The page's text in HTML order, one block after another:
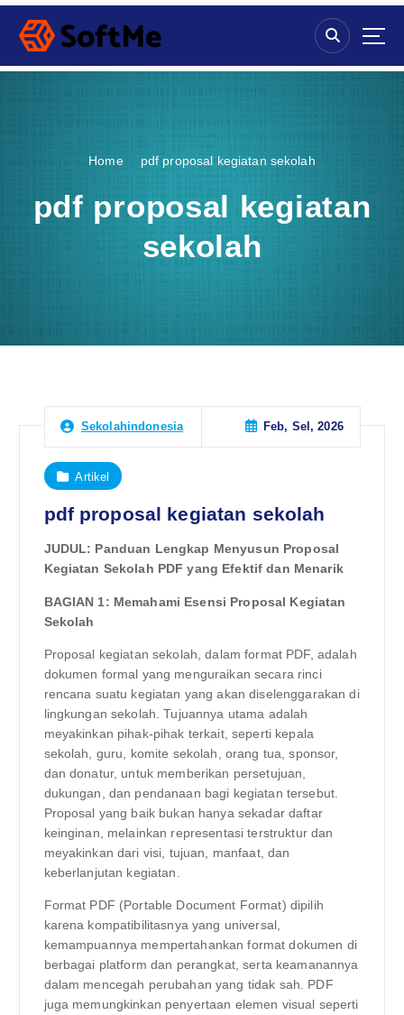
S
p
Home pdf proposal kegiatan sekolah
pdf proposal kegiatan
sekolah
Sekolahindonesia Feb, Sel, 2026
Artikel
pdf proposal kegiatan sekolah
JUDUL: Panduan Lengkap Menyusun Proposal
Kegiatan Sekolah PDF yang Efektif dan Menarik
BAGIAN 1: Memahami Esensi Proposal Kegiatan
Sekolah
Proposal kegiatan sekolah, dalam format PDF, adalah
dokumen formal yang menguraikan secara rinci
rencana suatu kegiatan yang akan diselenggarakan di
lingkungan sekolah. Tujuannya utama adalah
meyakinkan pihak-pihak terkait, seperti kepala
sekolah, guru, komite sekolah, orang tua, sponsor,
dan donatur, untuk memberikan persetujuan,
dukungan, dan pendanaan bagi kegiatan tersebut.
Proposal yang baik bukan hanya sekadar daftar
keinginan, melainkan representasi terstruktur dan
meyakinkan dari visi, tujuan, manfaat, dan
keberlanjutan kegiatan.
Format PDF (Portable Document Format) dipilih
karena kompatibilitasnya yang universal,
kemampuannya mempertahankan format dokumen di
berbagai platform dan perangkat, serta keamanannya
dalam mencegah perubahan yang tidak sah. PDF
juga memungkinkan penyertaan elemen visual seperti